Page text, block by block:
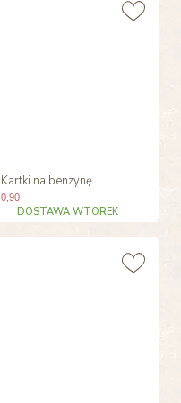
Kartki na benzynę
0 ,90
DOSTAWA WTOREK